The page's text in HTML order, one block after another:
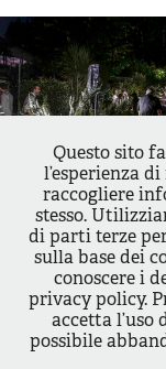
Questo sito
l’esperienza
raccogliere
stesso.
di parti terze
sulla base dei
conoscere i
privacy policy.
accetta l’uso
possibile